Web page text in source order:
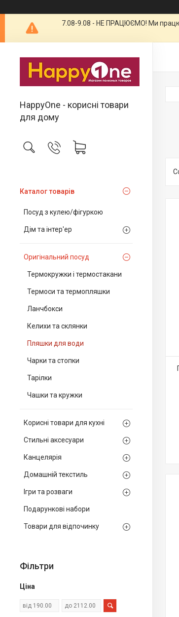
7.08-9.08 - НЕ ПРАЦЮЄМО! Ми
HappyOne - корисні товари
для дому
Каталог товарів
Посуд з кулею/фігуркою
Дім та інтер'ер
Оригінальний посуд
Термокружки і термостакани
Термоси та термопляшки
Ланчбокси
Келихи та склянки
Пляшки для води
Чарки та стопки
Тарілки
Чашки та кружки
Корисні товари для кухні
Стильні аксесуари
Канцелярія
Домашній текстиль
Ігри та розваги
Подарункові набори
Товари для відпочинку
Фільтри
Ціна